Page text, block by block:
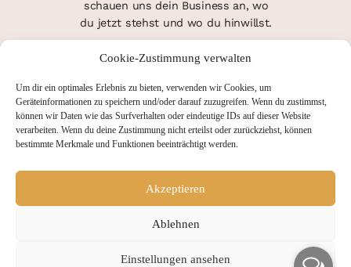
Cookie-Zustimmung verwalten
Um dir ein optimales Erlebnis zu bieten, verwenden wir Cookies, um
Geräteinformationen zu speichern und/oder darauf zuzugreifen. Wenn du zustimmst,
können wir Daten wie das Surfverhalten oder eindeutige IDs auf dieser Website
verarbeiten. Wenn du deine Zustimmung nicht erteilst oder zurückziehst, können
bestimmte Merkmale und Funktionen beeinträchtigt werden.
Akzeptieren
Ablehnen
Einstellungen ansehen
schauen uns dein Business an, wo
du jetzt stehst und wo du hinwillst.